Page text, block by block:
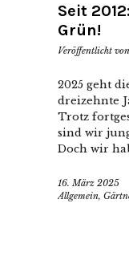
Seit
Grün!
Veröffentlicht von
2025 geht
dreizehnte
Trotz
sind wir
Doch wir
16. März 2025
Allgemein,